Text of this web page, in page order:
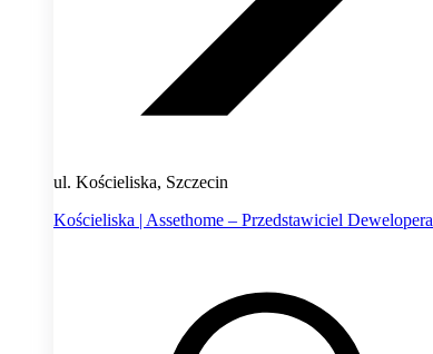
ul. Kościeliska, Szczecin
Kościeliska | Assethome – Przedstawiciel Dewelopera